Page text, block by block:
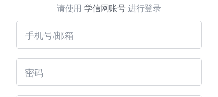
请使用 学信网账号 进行登录